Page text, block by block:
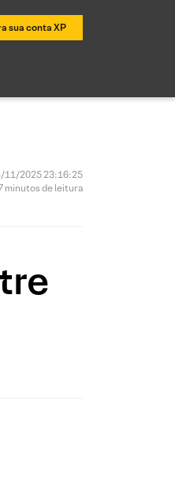
sua conta XP
11/2025 23:16:25
minutos de leitura